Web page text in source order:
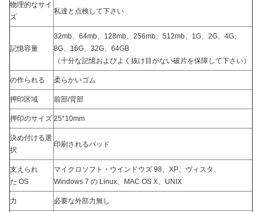
物理的なサイ
ズ
私達と点検して下さい
記憶容量
32mb、64mb、128mb、256mb、512mb、1G、2G、4G、
8G、16G、32G、64GB
（十分な記憶およびよく抜け目がない破片を保障して下さい）
の作られる 柔らかいゴム
押印区域 前部/背部
押印のサイズ 25*10mm
決め付ける選
択
印刷されるパッド
支えられ
た OS
マイクロソフト・ウインドウズ 98、XP、ヴィスタ、
Windows 7 の Linux、MAC OS X、UNIX
力 必要な外部力無し